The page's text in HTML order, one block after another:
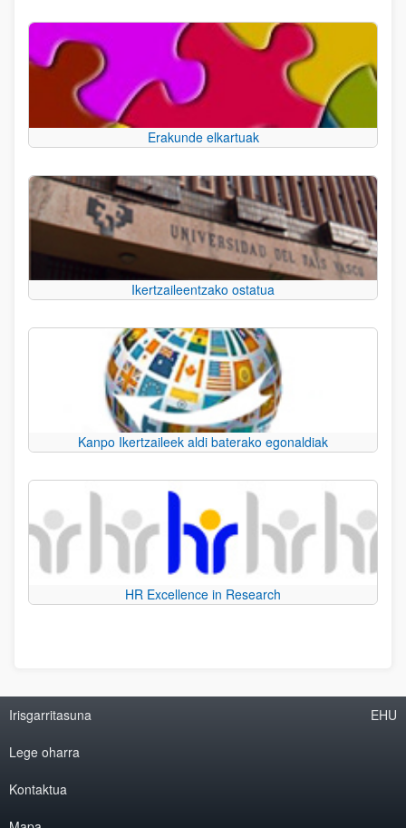
Erakunde elkartuak
Ikertzaileentzako ostatua
Kanpo Ikertzaileek aldi baterako egonaldiak
HR Excellence in Research
Irisgarritasuna
Lege oharra
Kontaktua
EHU